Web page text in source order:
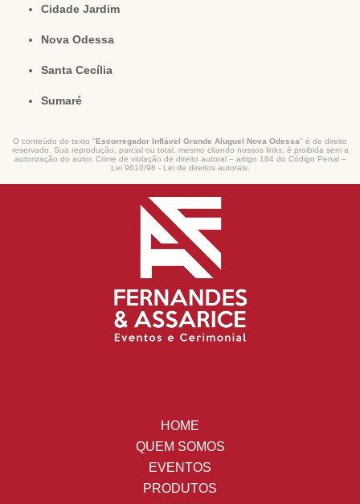
Cidade Jardim
Nova Odessa
Santa Cecília
Sumaré
O conteúdo do texto " Escorregador Inflável Grande Aluguel Nova Odessa" é de direito
reservado. Sua reprodução, parcial ou total, mesmo citando nossos links, é proibida sem a
autorização do autor. Crime de violação de direito autoral – artigo 184 do Código Penal –
Lei 9610/98 - Lei de direitos autorais.
HOME
QUEM SOMOS
EVENTOS
PRODUTOS